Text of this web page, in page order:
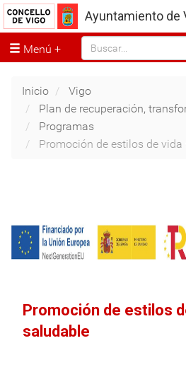
Ayuntamiento de
Menú
Inicio
Vigo
Plan de recuperación,
Programas
Promoción de estilos de
Promoción de estilos
saludable